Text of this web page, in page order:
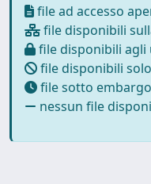
file ad accesso
file disponibili
file disponibili
file disponibili
file sotto embargo
nessun file